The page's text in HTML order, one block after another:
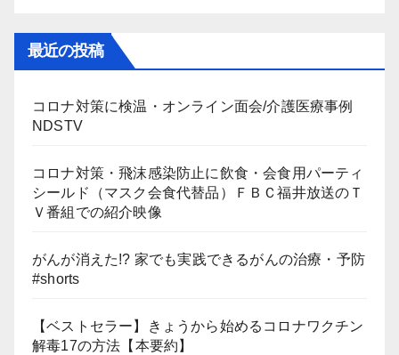
最近の投稿
コロナ対策に検温・オンライン面会/介護医療事例
NDSTV
コロナ対策・飛沫感染防止に飲食・会食用パーティ
シールド（マスク会食代替品）ＦＢＣ福井放送のＴ
Ｖ番組での紹介映像
がんが消えた!? 家でも実践できるがんの治療・予防
#shorts
【ベストセラー】きょうから始めるコロナワクチン
解毒17の方法【本要約】